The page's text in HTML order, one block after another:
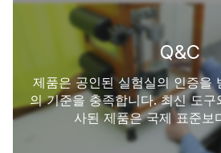
Q&C
제품은 공인된 실험실의 인증을
의 기준을 충족합니다. 최신 도
사된 제품은 국제 표준보